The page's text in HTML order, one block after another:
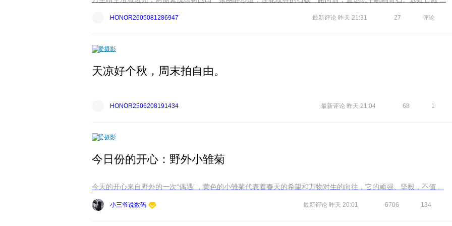
HONOR2605081286947 最新评论 昨天 21:31 27 评论
爱摄影
天凉好个秋，周末拍自由。
HONOR2506208191434 最新评论 昨天 21:04 68 1
爱摄影
今日份的开心：野外小雏菊
今天的开心来自野外的一次“偶遇”，黄色的小雏菊代表着春天的希望和万物对生的向往，它的顽强、坚毅，不值 ...
小三爷说数码 最新评论 昨天 20:01 6706 134